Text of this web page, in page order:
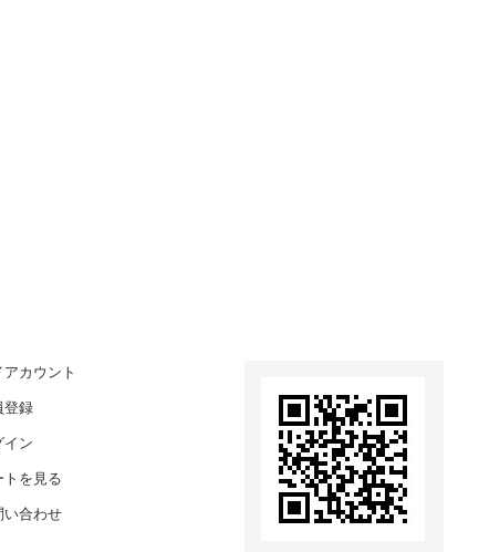
アカウント
登録
イン
トを見る
い合わせ